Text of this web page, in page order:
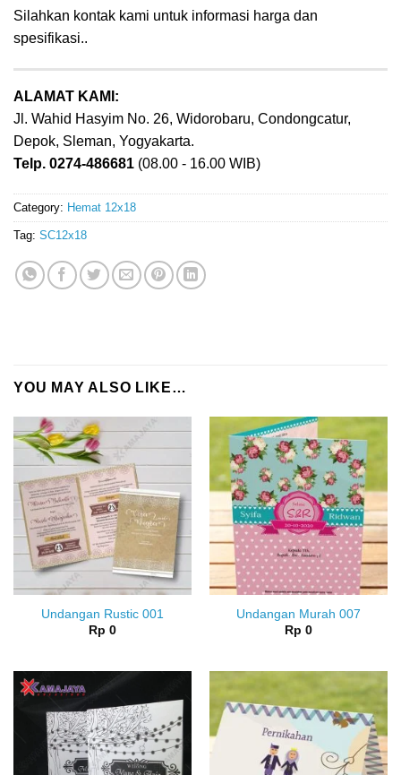
Silahkan kontak kami untuk informasi harga dan
spesifikasi..
ALAMAT KAMI:
Jl. Wahid Hasyim No. 26, Widorobaru, Condongcatur,
Depok, Sleman, Yogyakarta.
Telp. 0274-486681 (08.00 - 16.00 WIB)
Category: Hemat 12x18
Tag: SC12x18
YOU MAY ALSO LIKE…
Undangan Rustic 001
Rp 0
Undangan Murah 007
Rp 0